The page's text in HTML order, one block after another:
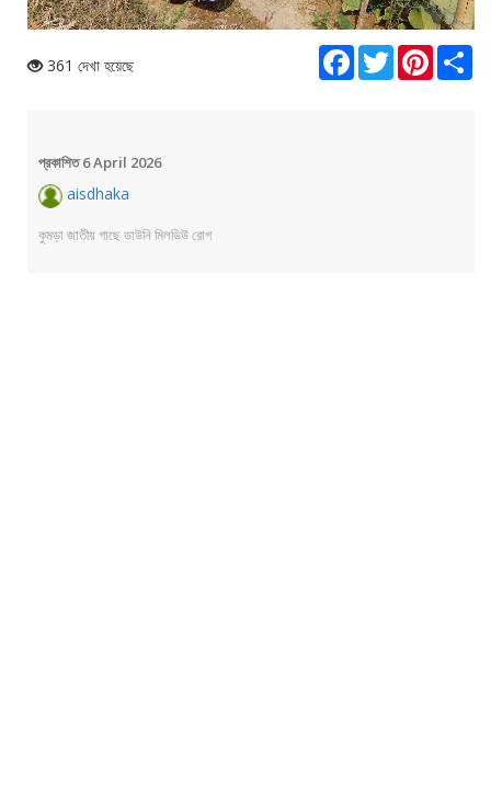
Unmute Loaded:
56.55%
361 দেখা হয়েছে
FacebookTwitter Pinterest
প্রকাশিত 6 April 2026
aisdhaka
কুমড়া জাতীয় গাছে ডাউনি মিলডিউ রোগ